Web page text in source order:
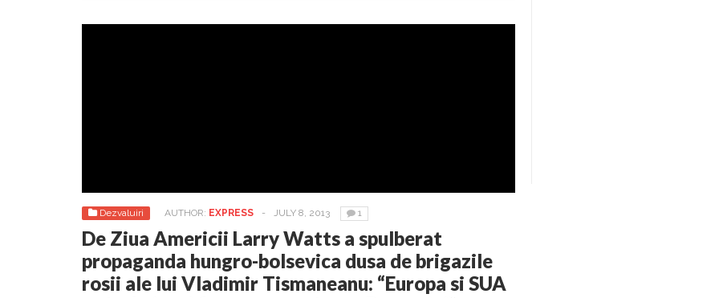
Dezvaluiri AUTHOR: EXPRESS - JULY 8, 2013 1
De Ziua Americii Larry Watts a spulberat
propaganda hungro-bolsevica dusa de brigazile
rosii ale lui Vladimir Tismaneanu: “Europa si SUA